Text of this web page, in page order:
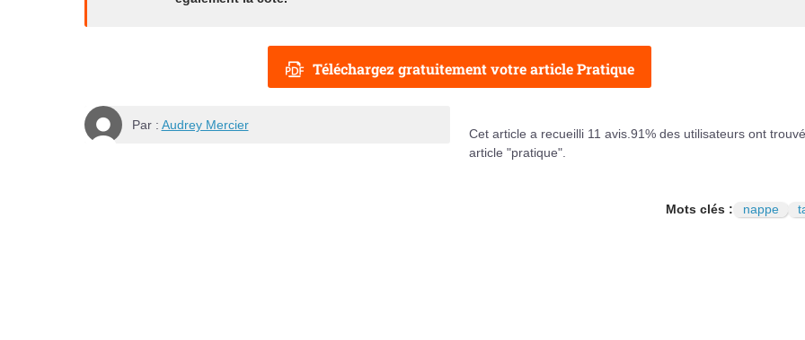
Téléchargez gratuitement votre article Pratique
Par : Audrey Mercier
Cet article a recueilli 11 avis. 91% des utilisateurs ont
article "pratique".
Mots clés : nappe